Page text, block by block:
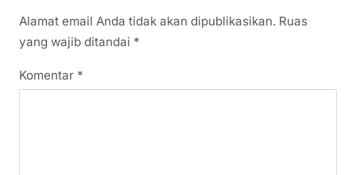
Alamat email Anda tidak akan dipublikasikan. Ruas
yang wajib ditandai *
Komentar *